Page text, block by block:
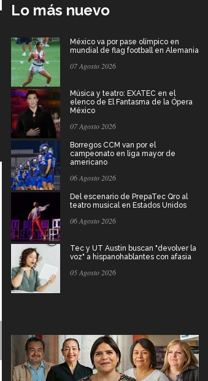
Lo más nuevo
México va por pase olímpico en
mundial de flag football en Alemania
07 Agosto 2026
Música y teatro: EXATEC en el
elenco de El Fantasma de la Ópera
México
07 Agosto 2026
Borregos CCM van por el
campeonato en liga mayor de
americano
06 Agosto 2026
Del escenario de PrepaTec Qro al
teatro musical en Estados Unidos
06 Agosto 2026
Tec y UT Austin buscan "devolver la
voz" a hispanohablantes con afasia
05 Agosto 2026